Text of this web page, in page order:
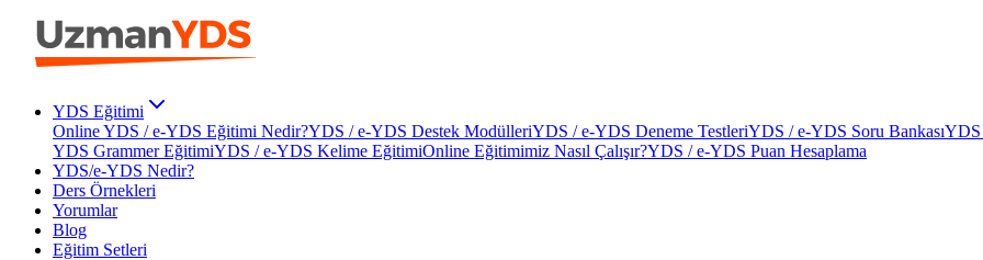
YDS Eğitimi
Online YDS / e-YDS Eğitimi Nedir?YDS / e-YDS Destek ModülleriYDS / e-YDS Deneme TestleriYDS / e-YDS Soru BankasıYDS
YDS Grammer EğitimiYDS / e-YDS Kelime EğitimiOnline Eğitimimiz Nasıl Çalışır?YDS / e-YDS Puan Hesaplama
YDS/e-YDS Nedir?
Ders Örnekleri
Yorumlar
Blog
Eğitim Setleri